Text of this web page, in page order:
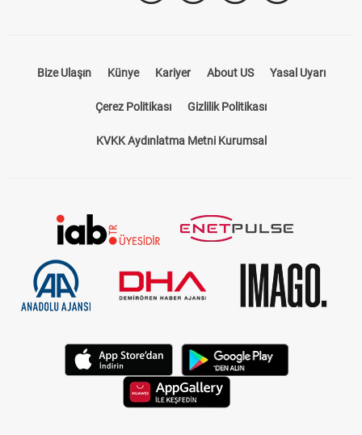
Bize Ulaşın Künye Kariyer About US Yasal Uyarı
Çerez Politikası Gizlilik Politikası
KVKK Aydınlatma Metni Kurumsal